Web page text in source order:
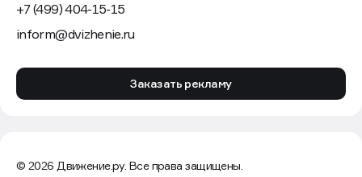
+7 (499) 404-15-15
inform@dvizhenie.ru
Заказать рекламу
© 2026 Движение.ру. Все права защищены.